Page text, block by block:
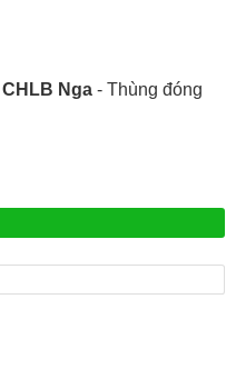
CHLB Nga - Thùng đóng